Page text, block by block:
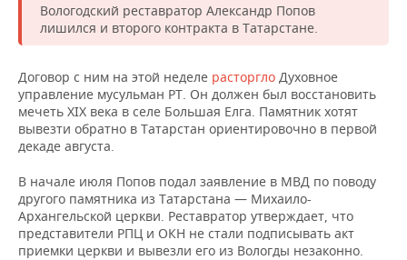
Вологодский реставратор Александр Попов
лишился и второго контракта в Татарстане.
Договор с ним на этой неделе расторгло Духовное
управление мусульман РТ. Он должен был восстановить
мечеть XIX века в селе Большая Елга. Памятник хотят
вывезти обратно в Татарстан ориентировочно в первой
декаде августа.
В начале июля Попов подал заявление в МВД по поводу
другого памятника из Татарстана — Михаило-
Архангельской церкви. Реставратор утверждает, что
представители РПЦ и ОКН не стали подписывать акт
приемки церкви и вывезли его из Вологды незаконно.